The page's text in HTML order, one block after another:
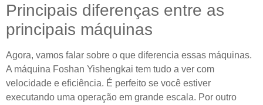
Principais diferenças entre as
principais máquinas
Agora, vamos falar sobre o que diferencia essas máquinas.
A máquina Foshan Yishengkai tem tudo a ver com
velocidade e eficiência. É perfeito se você estiver
executando uma operação em grande escala. Por outro